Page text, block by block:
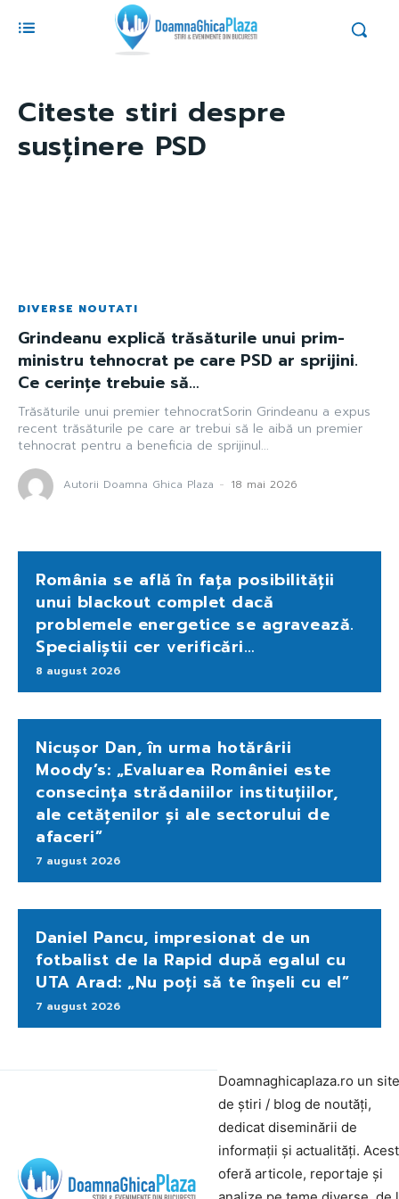
Citeste stiri despre
susținere PSD
DIVERSE NOUTATI
Grindeanu explică trăsăturile unui prim-
ministru tehnocrat pe care PSD ar sprijini.
Ce cerințe trebuie să…
Trăsăturile unui premier tehnocratSorin Grindeanu a expus
recent trăsăturile pe care ar trebui să le aibă un premier
tehnocrat pentru a beneficia de sprijinul...
Autorii Doamna Ghica Plaza - 18 mai 2026
România se află în fața posibilității
unui blackout complet dacă
problemele energetice se agravează.
Specialiștii cer verificări…
8 august 2026
Nicușor Dan, în urma hotărârii
Moody’s: „Evaluarea României este
consecința strădaniilor instituțiilor,
ale cetățenilor și ale sectorului de
afaceri”
7 august 2026
Daniel Pancu, impresionat de un
fotbalist de la Rapid după egalul cu
UTA Arad: „Nu poți să te înșeli cu el”
7 august 2026
Doamnaghicaplaza.ro un site
de știri / blog de noutăți,
dedicat diseminării de
informații și actualități.
oferă articole, reportaje și